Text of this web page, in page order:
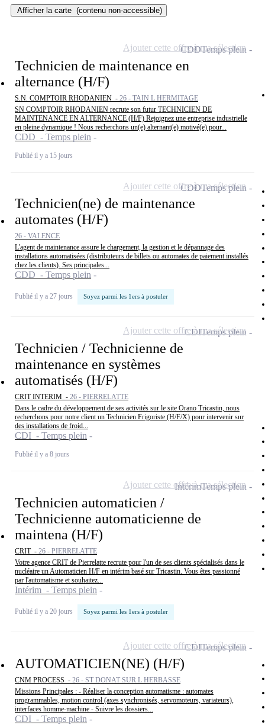
Afficher la carte (contenu non-accessible)
Technicien de maintenance en
alternance (H/F)
S.N. COMPTOIR RHODANIEN - 26 - TAIN L HERMITAGE
SN COMPTOIR RHODANIEN recrute son futur TECHNICIEN DE
MAINTENANCE EN ALTERNANCE (H/F) Rejoignez une entreprise industrielle
en pleine dynamique ! Nous recherchons un(e) alternant(e) motivé(e) pour...
CDD - Temps plein
Publié il y a 15 jours
CDDTemps plein
Ajouter cette offre à ma sélection
Technicien(ne) de maintenance
automates (H/F)
26 - VALENCE
L'agent de maintenance assure le chargement, la gestion et le dépannage des
installations automatisées (distributeurs de billets ou automates de paiement installés
chez les clients). Ses principales...
CDD - Temps plein
Publié il y a 27 jours Soyez parmi les 1ers à postuler
CDDTemps plein
Ajouter cette offre à ma sélection
Technicien / Technicienne de
maintenance en systèmes
automatisés (H/F)
CRIT INTERIM - 26 - PIERRELATTE
Dans le cadre du développement de ses activités sur le site Orano Tricastin, nous
recherchons pour notre client un Technicien Frigoriste (H/F/X) pour intervenir sur
des installations de froid...
CDI - Temps plein
Publié il y a 8 jours
CDITemps plein
Ajouter cette offre à ma sélection
Technicien automaticien /
Technicienne automaticienne de
maintena (H/F)
CRIT - 26 - PIERRELATTE
Votre agence CRIT de Pierrelatte recrute pour l'un de ses clients spécialisés dans le
nucléaire un Automaticien H/F en intérim basé sur Tricastin. Vous êtes passionné
par l'automatisme et souhaitez...
Intérim - Temps plein
Publié il y a 20 jours Soyez parmi les 1ers à postuler
IntérimTemps plein
Ajouter cette offre à ma sélection
AUTOMATICIEN(NE) (H/F)
CNM PROCESS - 26 - ST DONAT SUR L HERBASSE
Missions Principales : - Réaliser la conception automatisme : automates
programmables, motion control (axes synchronisés, servomoteurs, variateurs),
interfaces homme-machine - Suivre les dossiers...
CDI - Temps plein
CDITemps plein
Ajouter cette offre à ma sélection